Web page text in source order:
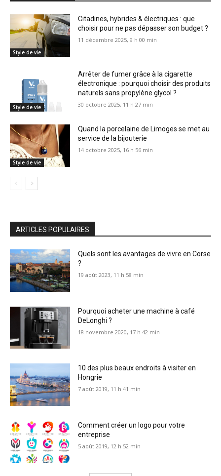
Style de vie
Citadines, hybrides & électriques : que
choisir pour ne pas dépasser son budget ?
11 décembre 2025, 9 h 00 min
Style de vie
Arrêter de fumer grâce à la cigarette
électronique : pourquoi choisir des produits
naturels sans propylène glycol ?
30 octobre 2025, 11 h 27 min
Style de vie
Quand la porcelaine de Limoges se met au
service de la bijouterie
14 octobre 2025, 16 h 56 min
ARTICLES POPULAIRES
Quels sont les avantages de vivre en Corse
?
19 août 2023, 11 h 58 min
Pourquoi acheter une machine à café
DeLonghi ?
18 novembre 2020, 17 h 42 min
10 des plus beaux endroits à visiter en
Hongrie
7 août 2019, 11 h 41 min
Comment créer un logo pour votre
entreprise
5 août 2019, 12 h 52 min